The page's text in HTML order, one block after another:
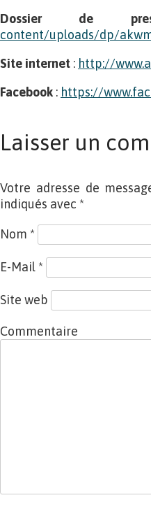
Dossier de
content/uploads/dp/
Site internet : http://
Facebook : https://
Laisser un
Votre adresse de
indiqués avec *
Nom *
E-Mail *
Site web
Commentaire